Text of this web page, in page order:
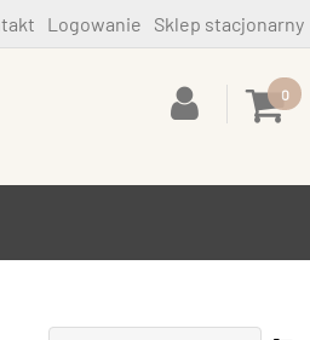
Logowanie Sklep stacjonarny
0